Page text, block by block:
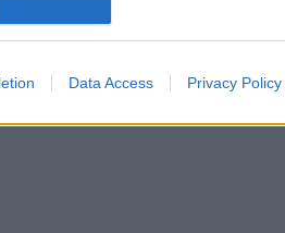
Data Access Privacy Policy